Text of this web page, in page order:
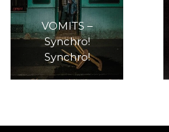
VOMITS –
Synchro!
Synchro!